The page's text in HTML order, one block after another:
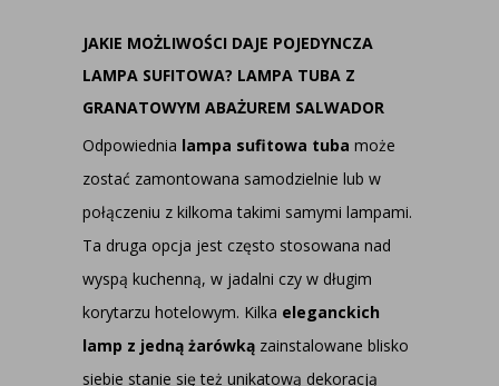
JAKIE MOŻLIWOŚCI DAJE POJEDYNCZA
LAMPA SUFITOWA? LAMPA TUBA Z
GRANATOWYM ABAŻUREM SALWADOR
Odpowiednia lampa sufitowa tuba może
zostać zamontowana samodzielnie lub w
połączeniu z kilkoma takimi samymi lampami.
Ta druga opcja jest często stosowana nad
wyspą kuchenną, w jadalni czy w długim
korytarzu hotelowym. Kilka eleganckich
lamp z jedną żarówką zainstalowane blisko
siebie stanie się też unikatową dekoracją